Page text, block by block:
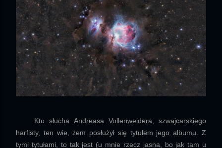
Kto słucha Andreasa Vollenweidera, szwajcarskiego
harfisty, ten wie, żem posłużył się tytułem jego albumu. Z
tymi tytułami, to tak jest (u mnie rzecz jasna, bo jak tam u